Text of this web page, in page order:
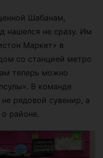
Шабанам,
нашелся не сразу. Им
Маркет» в
со станцией метро
теперь можно
В команде
рядовой сувенир, а
о районе.